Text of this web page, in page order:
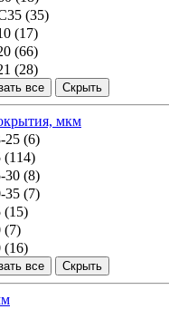
(35)
(17)
(66)
(28)
все Скрыть
мкм
25 (6)
(114)
30 (8)
35 (7)
(15)
(7)
(16)
все Скрыть